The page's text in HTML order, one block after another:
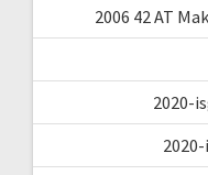
2006 42 AT
2020-